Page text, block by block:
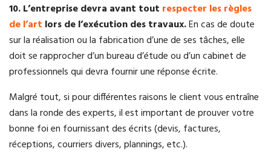
10. L’entreprise devra avant tout respecter les règles
de l’art lors de l’exécution des travaux.En cas de doute
sur la réalisation ou la fabrication d’une de ses tâches, elle
doit se rapprocher d’un bureau d’étude ou d’un cabinet de
professionnels qui devra fournir une réponse écrite.
Malgré tout, si pour différentes raisons le client vous entraîne
dans la ronde des experts, il est important de prouver votre
bonne foi en fournissant des écrits (devis, factures,
réceptions, courriers divers, plannings, etc.).